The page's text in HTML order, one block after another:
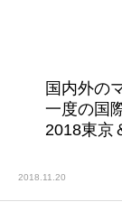
国内外の
一度の国
2018東京
2018.11.20